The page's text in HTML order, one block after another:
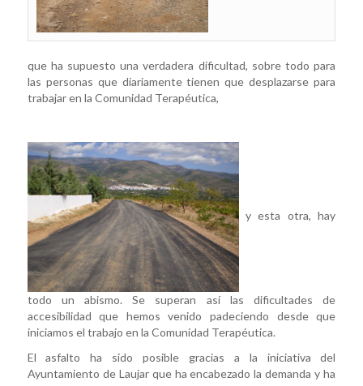
que ha supuesto una verdadera dificultad, sobre todo para
las personas que diariamente tienen que desplazarse para
trabajar en la Comunidad Terapéutica,
y esta otra, hay
todo un abismo. Se superan así las dificultades de
accesibilidad que hemos venido padeciendo desde que
iniciamos el trabajo en la Comunidad Terapéutica.
El asfalto ha sido posible gracias a la iniciativa del
Ayuntamiento de Laujar que ha encabezado la demanda y ha